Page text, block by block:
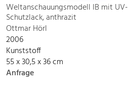
Weltanschauungsmodell IB mit UV-
Schutzlack, anthrazit
Ottmar Hörl
2006
Kunststoff
55 x 30,5 x 36 cm
Anfrage